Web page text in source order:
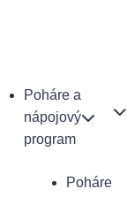
Poháre a
nápojový
program
Poháre